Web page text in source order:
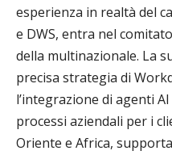
esperienza in realtà del
e DWS, entra nel
della multinazionale. La
precisa strategia di
l’integrazione di agenti
processi aziendali per i
Oriente e Africa,